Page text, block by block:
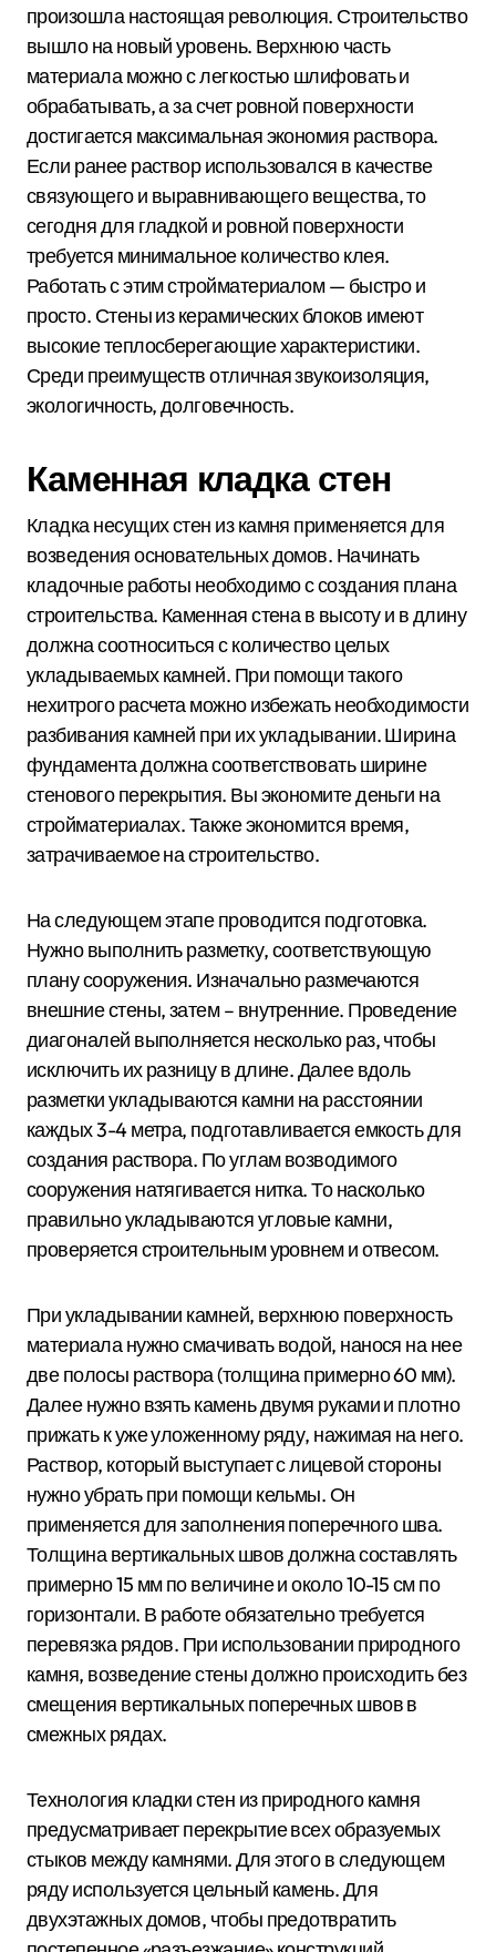
произошла настоящая революция. Строительство
вышло на новый уровень. Верхнюю часть
материала можно с легкостью шлифовать и
обрабатывать, а за счет ровной поверхности
достигается максимальная экономия раствора.
Если ранее раствор использовался в качестве
связующего и выравнивающего вещества, то
сегодня для гладкой и ровной поверхности
требуется минимальное количество клея.
Работать с этим стройматериалом — быстро и
просто. Стены из керамических блоков имеют
высокие теплосберегающие характеристики.
Среди преимуществ отличная звукоизоляция,
экологичность, долговечность.
Каменная кладка стен
Кладка несущих стен из камня применяется для
возведения основательных домов. Начинать
кладочные работы необходимо с создания плана
строительства. Каменная стена в высоту и в длину
должна соотноситься с количество целых
укладываемых камней. При помощи такого
нехитрого расчета можно избежать необходимости
разбивания камней при их укладывании. Ширина
фундамента должна соответствовать ширине
стенового перекрытия. Вы экономите деньги на
стройматериалах. Также экономится время,
затрачиваемое на строительство.
На следующем этапе проводится подготовка.
Нужно выполнить разметку, соответствующую
плану сооружения. Изначально размечаются
внешние стены, затем – внутренние. Проведение
диагоналей выполняется несколько раз, чтобы
исключить их разницу в длине. Далее вдоль
разметки укладываются камни на расстоянии
каждых 3-4 метра, подготавливается емкость для
создания раствора. По углам возводимого
сооружения натягивается нитка. То насколько
правильно укладываются угловые камни,
проверяется строительным уровнем и отвесом.
При укладывании камней, верхнюю поверхность
материала нужно смачивать водой, нанося на нее
две полосы раствора (толщина примерно 60 мм).
Далее нужно взять камень двумя руками и плотно
прижать к уже уложенному ряду, нажимая на него.
Раствор, который выступает с лицевой стороны
нужно убрать при помощи кельмы. Он
применяется для заполнения поперечного шва.
Толщина вертикальных швов должна составлять
примерно 15 мм по величине и около 10-15 см по
горизонтали. В работе обязательно требуется
перевязка рядов. При использовании природного
камня, возведение стены должно происходить без
смещения вертикальных поперечных швов в
смежных рядах.
Технология кладки стен из природного камня
предусматривает перекрытие всех образуемых
стыков между камнями. Для этого в следующем
ряду используется цельный камень. Для
двухэтажных домов, чтобы предотвратить